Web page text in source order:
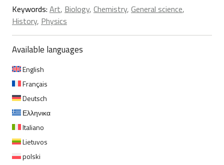
Keywords: Art, Biology, Chemistry, General science,
History, Physics
Available languages
English
Français
Deutsch
Ελληνικα
Italiano
Lietuvos
polski